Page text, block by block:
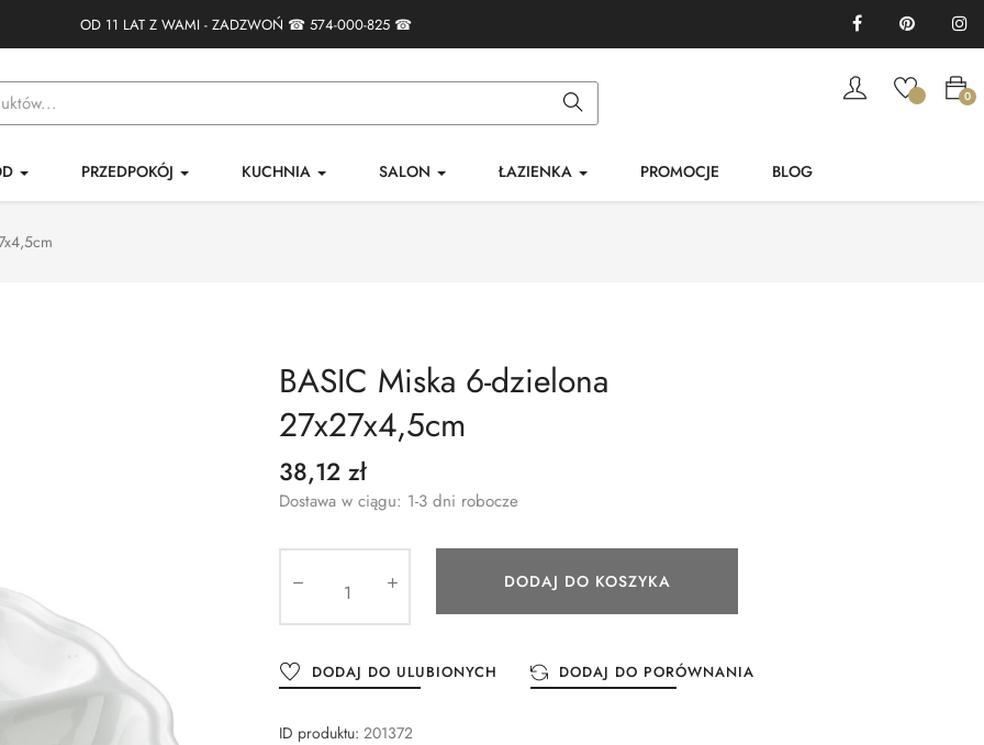
OD 11 LAT Z WAMI - ZADZWOŃ ☎ 574-000-825 ☎ FacebookPinterest
0
PRZEDPOKÓJ KUCHNIA SALON ŁAZIENKA PROMOCJE BLOG
BASIC Miska 6-dzielona
27x27x4,5cm
38,12 zł
Dostawa w ciągu: 1-3 dni robocze
DODAJ DO KOSZYKA
DODAJ DO ULUBIONYCH DODAJ DO PORÓWNANIA
ID produktu: 201372